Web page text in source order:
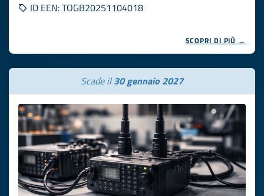
ID EEN: TOGB20251104018
SCOPRI DI PIÙ →
Scade il30 gennaio 2027